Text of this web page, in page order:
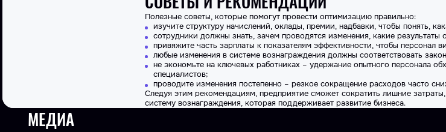
Полезные советы, которые помогут провести оптимизацию правильно:
изучите структуру начислений, оклады, премии, надбавки, чтобы понять,
сотрудники должны знать, зачем проводятся изменения, какие результаты
привяжите часть зарплаты к показателям эффективности, чтобы персонал
любые изменения в системе вознаграждения должны соответствовать
не экономьте на ключевых работниках – удержание опытного персонала
специалистов;
проводите изменения постепенно – резкое сокращение расходов часто
Следуя этим рекомендациям, предприятие сможет сократить лишние
систему вознаграждения, которая поддерживает развитие бизнеса.
МЕДИА